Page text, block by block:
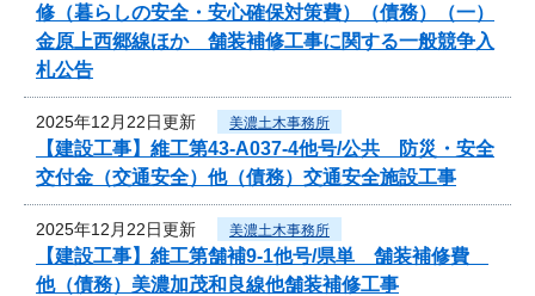
修（暮らしの安全・安心確保対策費）（債務）（一）
金原上西郷線ほか 舗装補修工事に関する一般競争入
札公告
2025年12月22日更新 美濃土木事務所
【建設工事】維工第43-A037-4他号/公共 防災・安全
交付金（交通安全）他（債務）交通安全施設工事
2025年12月22日更新 美濃土木事務所
【建設工事】維工第舗補9-1他号/県単 舗装補修費
他（債務）美濃加茂和良線他舗装補修工事